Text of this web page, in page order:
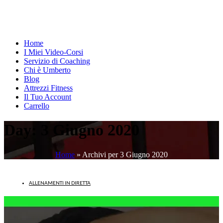
Home
I Miei Video-Corsi
Servizio di Coaching
Chi è Umberto
Blog
Attrezzi Fitness
Il Tuo Account
Carrello
Day: 3 Giugno 2020
Home » Archivi per 3 Giugno 2020
ALLENAMENTI IN DIRETTA